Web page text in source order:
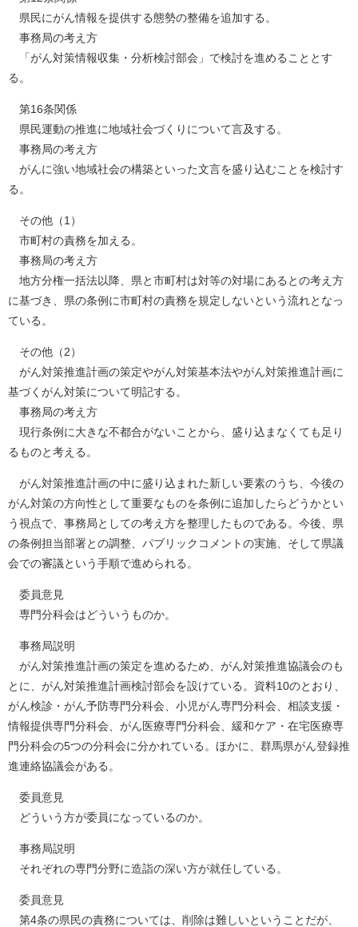
県民にがん情報を提供する態勢の整備を追加する。
事務局の考え方
「がん対策情報収集・分析検討部会」で検討を進めることとす
る。
第16条関係
県民運動の推進に地域社会づくりについて言及する。
事務局の考え方
がんに強い地域社会の構築といった文言を盛り込むことを検討す
る。
その他（1）
市町村の責務を加える。
事務局の考え方
地方分権一括法以降、県と市町村は対等の対場にあるとの考え方
に基づき、県の条例に市町村の責務を規定しないという流れとなっ
ている。
その他（2）
がん対策推進計画の策定やがん対策基本法やがん対策推進計画に
基づくがん対策について明記する。
事務局の考え方
現行条例に大きな不都合がないことから、盛り込まなくても足り
るものと考える。
がん対策推進計画の中に盛り込まれた新しい要素のうち、今後の
がん対策の方向性として重要なものを条例に追加したらどうかとい
う視点で、事務局としての考え方を整理したものである。今後、県
の条例担当部署との調整、パブリックコメントの実施、そして県議
会での審議という手順で進められる。
委員意見
専門分科会はどういうものか。
事務局説明
がん対策推進計画の策定を進めるため、がん対策推進協議会のも
とに、がん対策推進計画検討部会を設けている。資料10のとおり、
がん検診・がん予防専門分科会、小児がん専門分科会、相談支援・
情報提供専門分科会、がん医療専門分科会、緩和ケア・在宅医療専
門分科会の5つの分科会に分かれている。ほかに、群馬県がん登録推
進連絡協議会がある。
委員意見
どういう方が委員になっているのか。
事務局説明
それぞれの専門分野に造詣の深い方が就任している。
委員意見
第4条の県民の責務については、削除は難しいということだが、